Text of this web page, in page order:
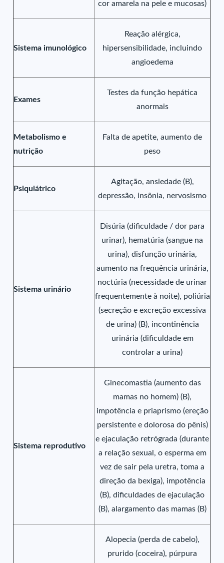
cor amarela na pele e mucosas)
Sistema imunológico
Reação alérgica,
hipersensibilidade, incluindo
angioedema
Exames
Testes da função hepática
anormais
Metabolismo e
nutrição
Falta de apetite, aumento de
peso
Psiquiátrico
Agitação, ansiedade (B),
depressão, insônia, nervosismo
Sistema urinário
Disúria (dificuldade / dor para
urinar), hematúria (sangue na
urina), disfunção urinária,
aumento na frequência urinária,
noctúria (necessidade de urinar
frequentemente à noite), poliúria
(secreção e excreção excessiva
de urina) (B), incontinência
urinária (dificuldade em
controlar a urina)
Sistema reprodutivo
Ginecomastia (aumento das
mamas no homem) (B),
impotência e priaprismo (ereção
persistente e dolorosa do pênis)
e ejaculação retrógrada (durante
a relação sexual, o esperma em
vez de sair pela uretra, toma a
direção da bexiga), impotência
(B), dificuldades de ejaculação
(B), alargamento das mamas (B)
Alopecia (perda de cabelo),
prurido (coceira), púrpura